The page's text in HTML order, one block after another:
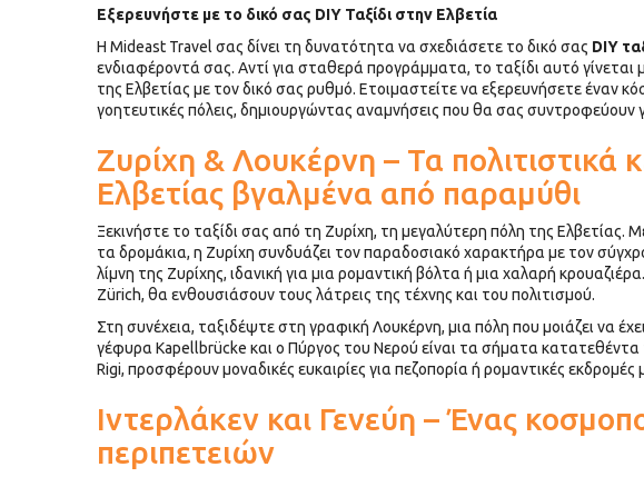
Εξερευνήστε με το δικό σας DIY Ταξίδι στην Ελβετία
Η Mideast Travel σας δίνει τη δυνατότητα να σχεδιάσετε το δικό σας DIY
ενδιαφέροντά σας. Αντί για σταθερά προγράμματα, το ταξίδι αυτό
της Ελβετίας με τον δικό σας ρυθμό. Ετοιμαστείτε να εξερευνήσετε έναν
γοητευτικές πόλεις, δημιουργώντας αναμνήσεις που θα σας συντροφεύουν
Ζυρίχη & Λουκέρνη – Τα πολιτιστικά
Ελβετίας βγαλμένα από παραμύθι
Ξεκινήστε το ταξίδι σας από τη Ζυρίχη, τη μεγαλύτερη πόλη της Ελβετίας.
τα δρομάκια, η Ζυρίχη συνδυάζει τον παραδοσιακό χαρακτήρα με τον
λίμνη της Ζυρίχης, ιδανική για μια ρομαντική βόλτα ή μια χαλαρή
Zürich, θα ενθουσιάσουν τους λάτρεις της τέχνης και του πολιτισμού.
Στη συνέχεια, ταξιδέψτε στη γραφική Λουκέρνη, μια πόλη που μοιάζει να
γέφυρα Kapellbrücke και ο Πύργος του Νερού είναι τα σήματα
Rigi, προσφέρουν μοναδικές ευκαιρίες για πεζοπορία ή ρομαντικές εκδρομές
Ιντερλάκεν και Γενεύη – Ένας
περιπετειών